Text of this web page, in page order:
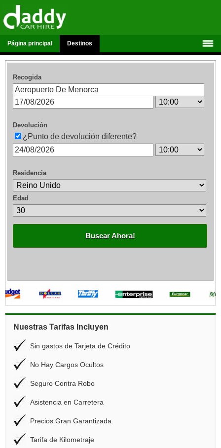
Página principal Destinos
Recogida
Devolución
¿Punto de devolución diferente?
Residencia
Edad
Buscar Ahora!
Nuestras Tarifas Incluyen
Sin gastos de Tarjeta de Crédito
No Hay Cargos Ocultos
Seguro Contra Robo
Asistencia en Carretera
Precios Gran Garantizada
Tarifa de Kilometraje